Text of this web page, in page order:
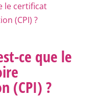
le certificat
(CPI) ?
ce que le
(CPI) ?